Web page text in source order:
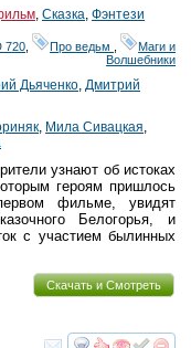
, Сказка, Фэнтези
720 Про ведьм
Маги и
Волшебники
Дьяченко, Дмитрий
, Мила Сивацкая,
узнают об истоках
героям пришлось
фильме, увидят
Белогорья, и
с участием былинных
Скачать и Смотреть